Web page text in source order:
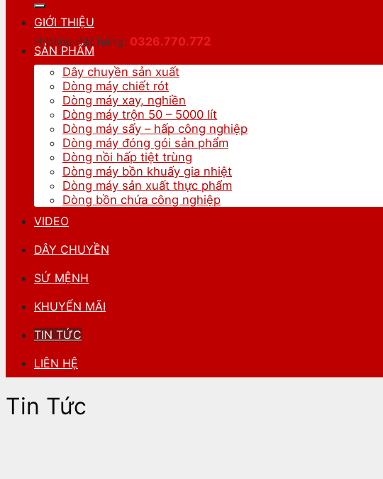
Hotline đặt hàng: 0326.770.772
GIỚI THIỆU
SẢN PHẨM
Dây chuyền sản xuất
Dòng máy chiết rót
Dòng máy xay, nghiền
Dòng máy trộn 50 – 5000 lít
Dòng máy sấy – hấp công nghiệp
Dòng máy đóng gói sản phẩm
Dòng nồi hấp tiệt trùng
Dòng máy bồn khuấy gia nhiệt
Dòng máy sản xuất thực phẩm
Dòng bồn chứa công nghiệp
VIDEO
DÂY CHUYỀN
SỨ MỆNH
KHUYẾN MÃI
TIN TỨC
LIÊN HỆ
Tin Tức